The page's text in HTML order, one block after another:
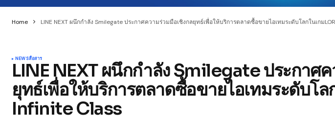
Home LINE NEXT ผนึกกำลัง Smilegate ประกาศความร่วมมือเชิงกลยุทธ์เพื่อให้บริการตลาดซื้อขายไอเทมระดับโลกในเกม
NEWSสื่อสาร
LINE NEXT ผนึกกำลัง Smilegate ประกาศ
ยุทธ์เพื่อให้บริการตลาดซื้อขายไอเทมระดับโ
Infinite Class